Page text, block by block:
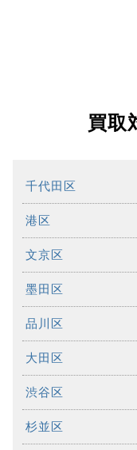
買取
千代田区
港区
文京区
墨田区
品川区
大田区
渋谷区
杉並区